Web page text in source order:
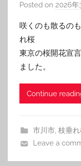
Posted on 2026年
咲くのも散るの
れ桜
東京の桜開花宣
ました。
Continue
市川市, 枝垂
Leave a